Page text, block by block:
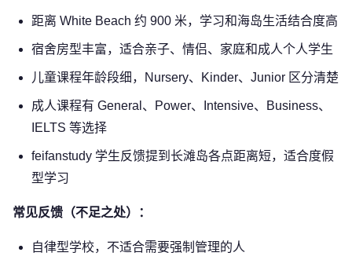
距离 White Beach 约 900 米，学习和海岛生活结合度高
宿舍房型丰富，适合亲子、情侣、家庭和成人个人学生
儿童课程年龄段细，Nursery、Kinder、Junior 区分清楚
成人课程有 General、Power、Intensive、Business、
IELTS 等选择
feifanstudy 学生反馈提到长滩岛各点距离短，适合度假
型学习
常见反馈（不足之处）：
自律型学校，不适合需要强制管理的人